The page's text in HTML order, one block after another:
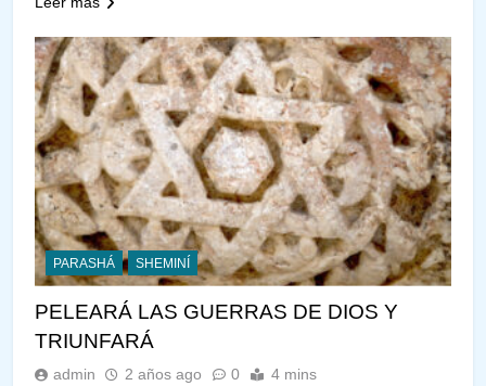
PARASHÁ SHEMINÍ
PELEARÁ LAS GUERRAS DE DIOS Y
TRIUNFARÁ
admin 2 años ago 0 4 mins